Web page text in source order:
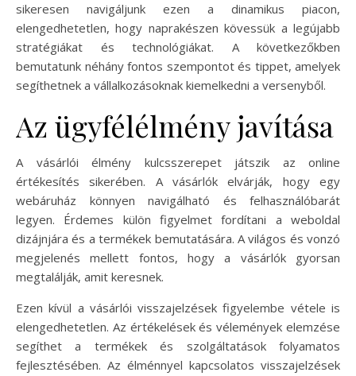
sikeresen navigáljunk ezen a dinamikus piacon,
elengedhetetlen, hogy naprakészen kövessük a legújabb
stratégiákat és technológiákat. A következőkben
bemutatunk néhány fontos szempontot és tippet, amelyek
segíthetnek a vállalkozásoknak kiemelkedni a versenyből.
Az ügyfélélmény javítása
A vásárlói élmény kulcsszerepet játszik az online
értékesítés sikerében. A vásárlók elvárják, hogy egy
webáruház könnyen navigálható és felhasználóbarát
legyen. Érdemes külön figyelmet fordítani a weboldal
dizájnjára és a termékek bemutatására. A világos és vonzó
megjelenés mellett fontos, hogy a vásárlók gyorsan
megtalálják, amit keresnek.
Ezen kívül a vásárlói visszajelzések figyelembe vétele is
elengedhetetlen. Az értékelések és vélemények elemzése
segíthet a termékek és szolgáltatások folyamatos
fejlesztésében. Az élménnyel kapcsolatos visszajelzések